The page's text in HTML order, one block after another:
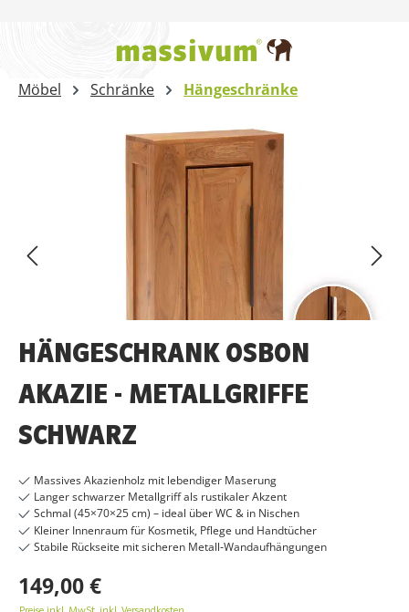
Möbel Schränke
Hängeschränke
HÄNGESCHRANK OSBON
AKAZIE - METALLGRIFFE
SCHWARZ
Massives Akazienholz mit lebendiger Maserung
Langer schwarzer Metallgriff als rustikaler Akzent
Schmal (45×70×25 cm) – ideal über WC & in Nischen
Kleiner Innenraum für Kosmetik, Pflege und Handtücher
Stabile Rückseite mit sicheren Metall‑Wandaufhängungen
149,00 €